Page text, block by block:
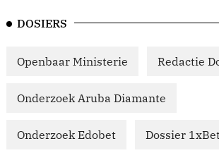
DOSIERS
Openbaar Ministerie Redactie
Onderzoek Aruba Diamante
Onderzoek Edobet Dossier